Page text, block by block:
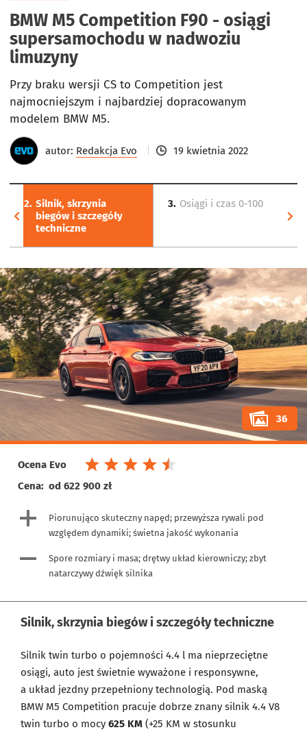
BMW M5 Competition F90 - osiągi
supersamochodu w nadwoziu
limuzyny
Przy braku wersji CS to Competition jest
najmocniejszym i najbardziej dopracowanym
modelem BMW M5.
autor: Redakcja Evo 19 kwietnia 2022
2. Silnik, skrzynia
biegów i szczegóły
techniczne
3. Osiągi i czas 0-100
36
Ocena Evo
Cena: od 622 900 zł
Piorunująco skuteczny napęd; przewyższa rywali pod
względem dynamiki; świetna jakość wykonania
Spore rozmiary i masa; drętwy układ kierowniczy; zbyt
natarczywy dźwięk silnika
Silnik, skrzynia biegów i szczegóły techniczne
Silnik twin turbo o pojemności 4.4 l ma nieprzeciętne
osiągi, auto jest świetnie wyważone i responsywne,
a układ jezdny przepełniony technologią. Pod maską
BMW M5 Competition pracuje dobrze znany silnik 4.4 V8
twin turbo o mocy 625 KM (+25 KM w stosunku